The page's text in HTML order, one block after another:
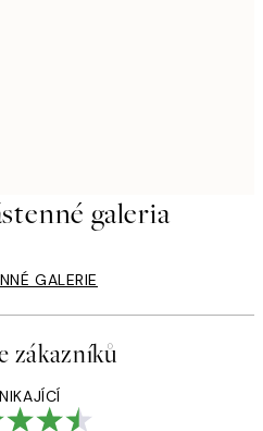
galeria
GALERIE
zákazníků